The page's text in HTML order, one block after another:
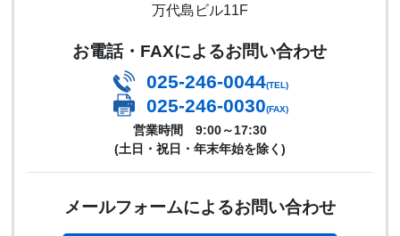
万代島ビル11F
お電話・FAXによるお問い合わせ
025-246-0044(TEL)
025-246-0030(FAX)
営業時間 9:00～17:30
(土日・祝日・年末年始を除く)
メールフォームによるお問い合わせ